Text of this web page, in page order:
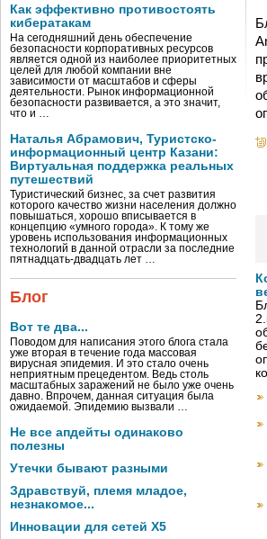
Как эффективно противостоять
кибератакам
На сегодняшний день обеспечение
безопасности корпоративных ресурсов
является одной из наиболее приоритетных
целей для любой компании вне
зависимости от масштабов и сферы
деятельности. Рынок информационной
безопасности развивается, а это значит,
что и …
Наталья Абрамович, Туристско-
информационный центр Казани:
Виртуальная поддержка реальных
путешествий
Туристический бизнес, за счет развития
которого качество жизни населения должно
повышаться, хорошо вписывается в
концепцию «умного города». К тому же
уровень использования информационных
технологий в данной отрасли за последние
пятнадцать-двадцать лет …
Блог
Вот те два...
Поводом для написания этого блога стала
уже вторая в течение года массовая
вирусная эпидемия. И это стало очень
неприятным прецедентом. Ведь столь
масштабных заражений не было уже очень
давно. Впрочем, данная ситуация была
ожидаемой. Эпидемию вызвали …
Не все апдейты одинаково
полезны
Утечки бывают разными
Здравствуй, племя младое,
незнакомое...
Инновации для сетей X5